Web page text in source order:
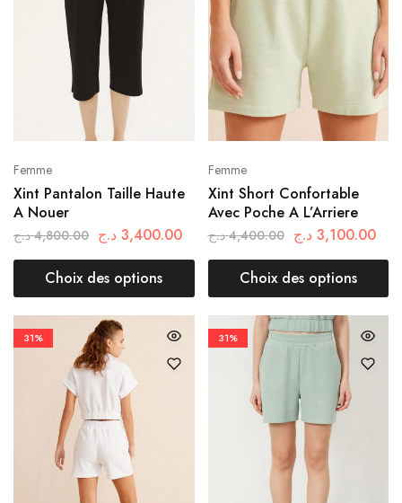
Femme
Xint Pantalon Taille Haute
A Nouer
4,800.00 د.ج 3,400.00 د.ج
Choix des options
Femme
Xint Short Confortable
Avec Poche A L’Arriere
4,400.00 د.ج 3,100.00 د.ج
Choix des options
31% 31%